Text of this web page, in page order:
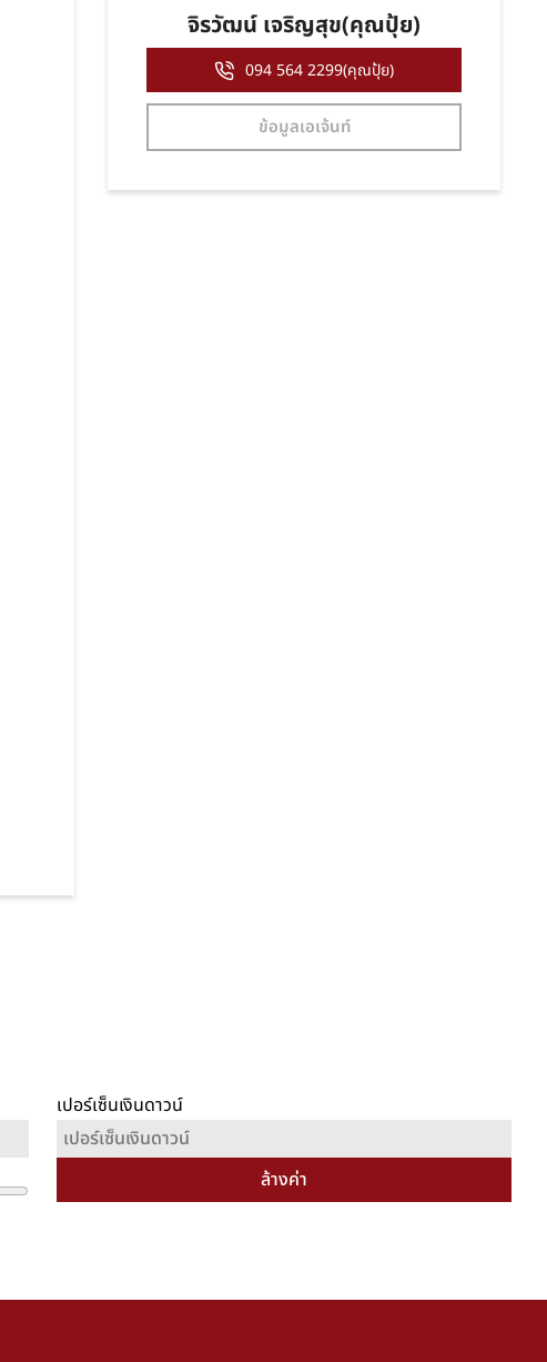
จิรวัฒน์ เจริญสุข(คุณปุ้ย)
094 564 2299(คุณปุ้ย)
ข้อมูลเอเจ้นท์
เปอร์เซ็นเงินดาวน์
ล้างค่า